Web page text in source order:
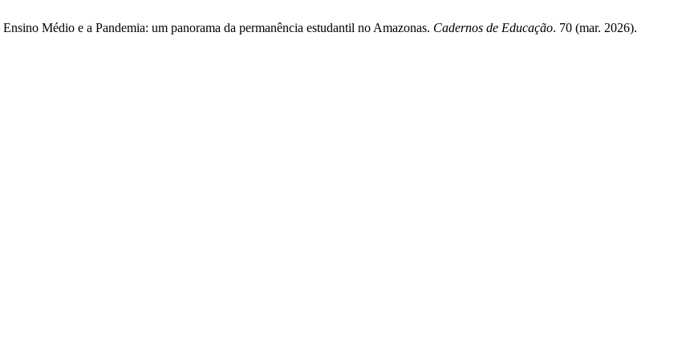
Médio e a Pandemia: um panorama da permanência estudantil no Amazonas. Cadernos de Educação. 70 (mar. 2026).